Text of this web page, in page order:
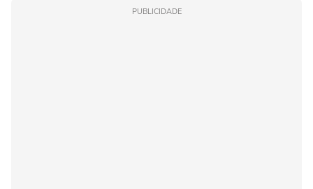
PUBLICIDADE